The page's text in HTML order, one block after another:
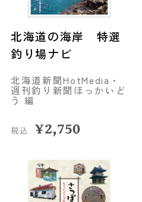
北海道の海岸 特選
釣り場ナビ
北海道新聞HotMedia・
週刊釣り新聞ほっかいど
う 編
税込 ¥2,750